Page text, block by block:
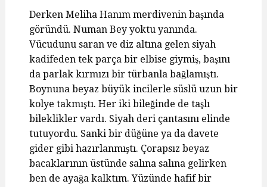
Derken Meliha Hanım merdivenin başında
göründü. Numan Bey yoktu yanında.
Vücudunu saran ve diz altına gelen siyah
kadifeden tek parça bir elbise giymiş, başını
da parlak kırmızı bir türbanla bağlamıştı.
Boynuna beyaz büyük incilerle süslü uzun bir
kolye takmıştı. Her iki bileğinde de taşlı
bileklikler vardı. Siyah deri çantasını elinde
tutuyordu. Sanki bir düğüne ya da davete
gider gibi hazırlanmıştı. Çorapsız beyaz
bacaklarının üstünde salına salına gelirken
ben de ayağa kalktım. Yüzünde hafif bir